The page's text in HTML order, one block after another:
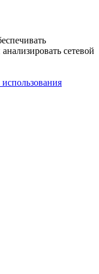
сетевой